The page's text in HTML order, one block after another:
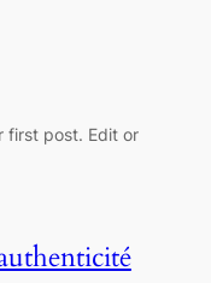
first post. Edit or